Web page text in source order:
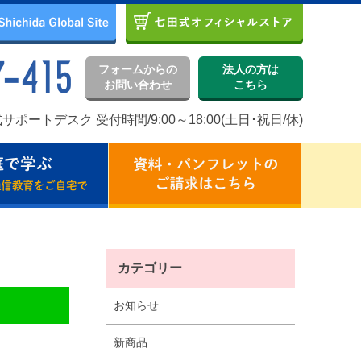
法人の方は
こちら
フォームからの
お問い合わせ
ポートデスク 受付時間/9:00～18:00(土日･祝日/休)
カテゴリー
お知らせ
新商品